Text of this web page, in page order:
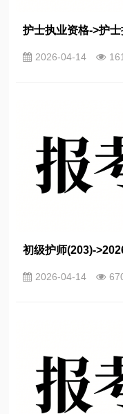
护士执业资格->护
2026-04-14
初级护师(203)-
2026-04-14